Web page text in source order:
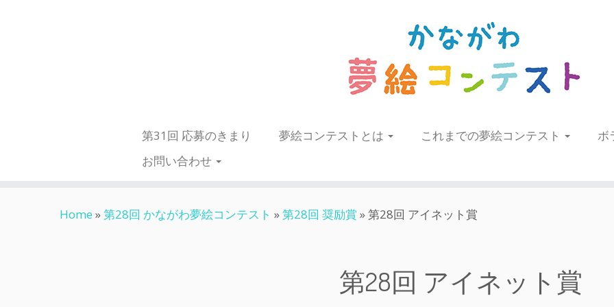
第31回 応募のきまり 夢絵コンテストとは これまでの夢絵コンテスト
ボ
お問い合わせ
Home »第28回 かながわ夢絵コンテスト »第28回 奨励賞 »第28回 アイネット賞
第28回 アイネット賞